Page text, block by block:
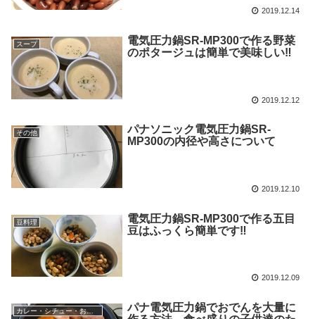
2019.12.14
スープ
電気圧力鍋SR-MP300で作る野菜
のポタージュは簡単で美味しい‼
2019.12.12
その他
パナソニック電気圧力鍋SR-
MP300の内径や高さについて
2019.12.10
豆料理
電気圧力鍋SR-MP300で作る五目
豆はふっくら簡単です‼
2019.12.09
カレー・シチュー・おでん
パナ電気圧力鍋でおでんを大量に